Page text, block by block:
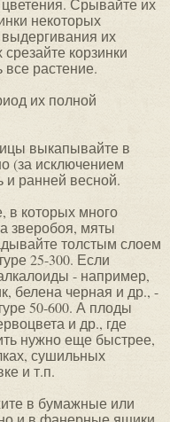
Срывайте их
некоторых
выдергивания их
корзинки
растение.
их полной
выкапывайте в
(за исключением
и ранней весной.
в которых много
зверобоя, мяты
толстым слоем
25-300. Если
- например,
белена черная и др., -
50-600. А плоды
и др., где
нужно еще быстрее,
сушильных
и т.п.
в бумажные или